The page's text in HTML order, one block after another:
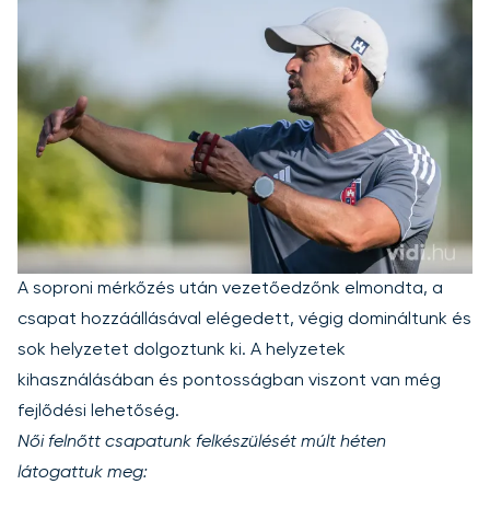
A soproni mérkőzés után vezetőedzőnk elmondta, a
csapat hozzáállásával elégedett, végig domináltunk és
sok helyzetet dolgoztunk ki. A helyzetek
kihasználásában és pontosságban viszont van még
fejlődési lehetőség.
Női felnőtt csapatunk felkészülését múlt héten
látogattuk meg: